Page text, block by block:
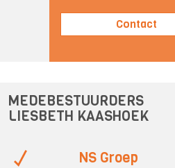
Contact
MEDEBESTUURDERS
LIESBETH KAASHOEK
NS Groep